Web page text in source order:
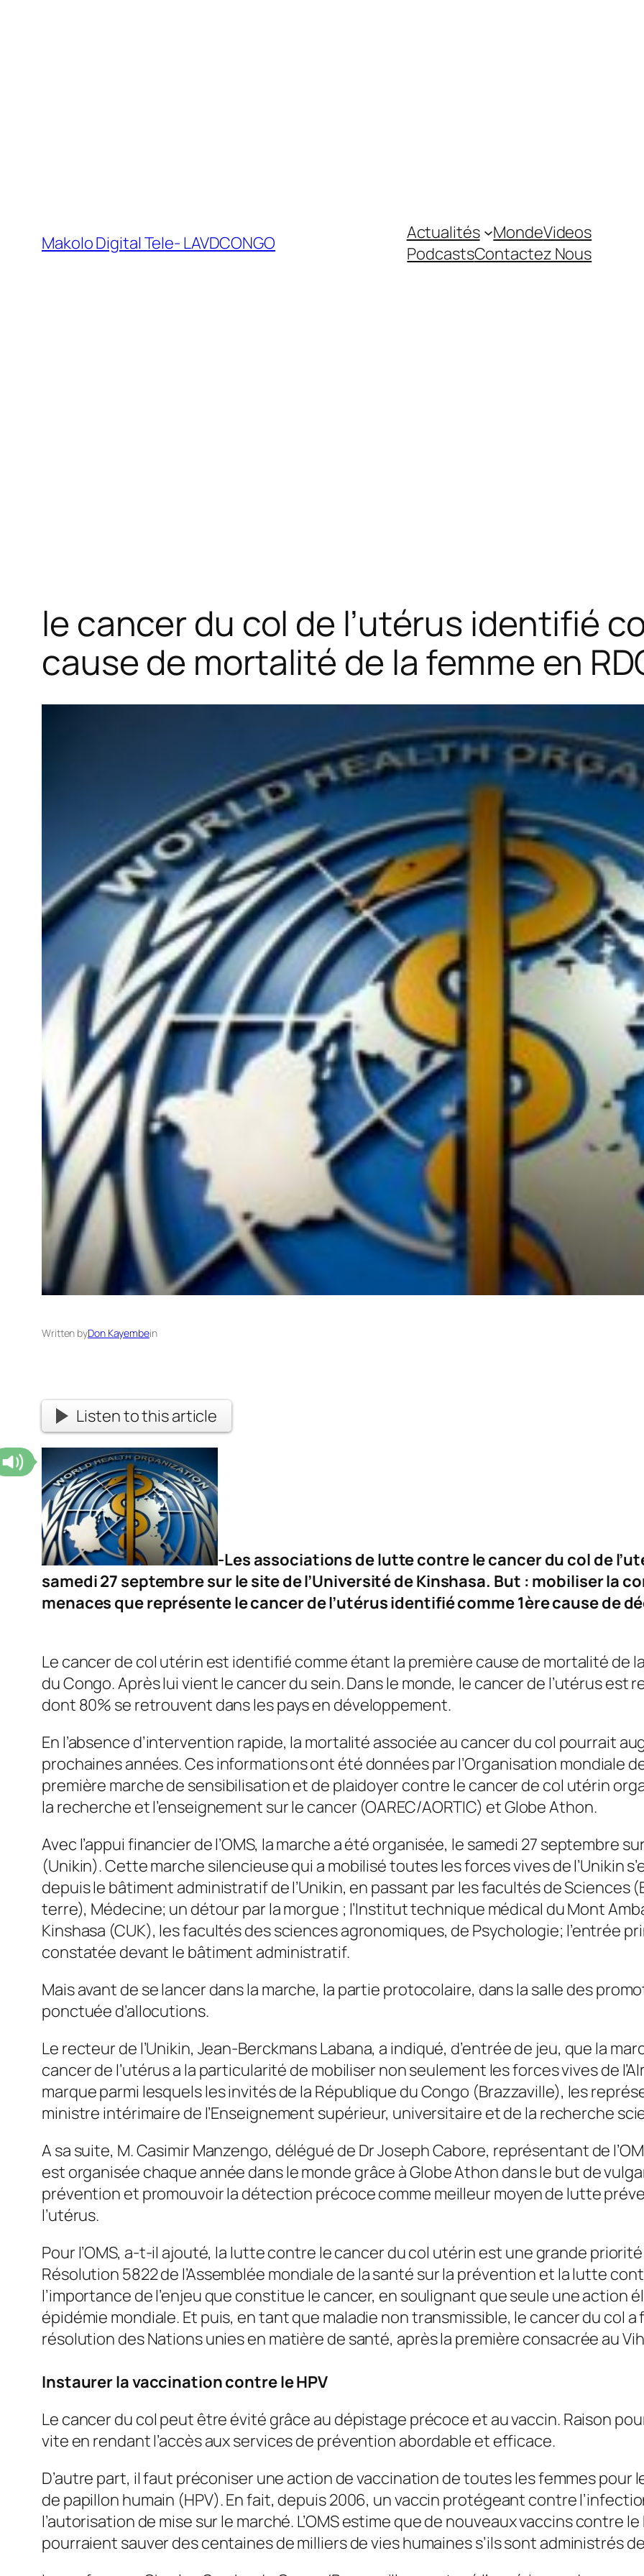
Makolo Digital Tele- LAVDCONGO Actualités MondeVideos
PodcastsContactez Nous
le cancer du col de l’utérus identifié
cause de mortalité de la femme en
Written byDon Kayembein
Listen to this article
-Les associations de lutte contre le cancer du col de
samedi 27 septembre sur le site de l’Université de Kinshasa. But : mobiliser la
menaces que représente le cancer de l’utérus identifié comme 1ère cause de
Le cancer de col utérin est identifié comme étant la première cause de mortalité de
du Congo. Après lui vient le cancer du sein. Dans le monde, le cancer de l’utérus est
dont 80% se retrouvent dans les pays en développement.
En l’absence d’intervention rapide, la mortalité associée au cancer du col pourrait
prochaines années. Ces informations ont été données par l’Organisation mondiale
première marche de sensibilisation et de plaidoyer contre le cancer de col utérin
la recherche et l’enseignement sur le cancer (OAREC/AORTIC) et Globe Athon.
Avec l’appui financier de l’OMS, la marche a été organisée, le samedi 27 septembre
(Unikin). Cette marche silencieuse qui a mobilisé toutes les forces vives de l’Unikin
depuis le bâtiment administratif de l’Unikin, en passant par les facultés de Sciences
terre), Médecine; un détour par la morgue ; l’Institut technique médical du Mont
Kinshasa (CUK), les facultés des sciences agronomiques, de Psychologie; l’entrée
constatée devant le bâtiment administratif.
Mais avant de se lancer dans la marche, la partie protocolaire, dans la salle des
ponctuée d’allocutions.
Le recteur de l’Unikin, Jean-Berckmans Labana, a indiqué, d’entrée de jeu, que la
cancer de l’utérus a la particularité de mobiliser non seulement les forces vives de
marque parmi lesquels les invités de la République du Congo (Brazzaville), les
ministre intérimaire de l’Enseignement supérieur, universitaire et de la recherche
A sa suite, M. Casimir Manzengo, délégué de Dr Joseph Cabore, représentant de
est organisée chaque année dans le monde grâce à Globe Athon dans le but de
prévention et promouvoir la détection précoce comme meilleur moyen de lutte
l’utérus.
Pour l’OMS, a-t-il ajouté, la lutte contre le cancer du col utérin est une grande
Résolution 5822 de l’Assemblée mondiale de la santé sur la prévention et la lutte
l’importance de l’enjeu que constitue le cancer, en soulignant que seule une
épidémie mondiale. Et puis, en tant que maladie non transmissible, le cancer du col
résolution des Nations unies en matière de santé, après la première consacrée au
Instaurer la vaccination contre le HPV
Le cancer du col peut être évité grâce au dépistage précoce et au vaccin. Raison
vite en rendant l’accès aux services de prévention abordable et efficace.
D’autre part, il faut préconiser une action de vaccination de toutes les femmes pour
de papillon humain (HPV). En fait, depuis 2006, un vaccin protégeant contre
l’autorisation de mise sur le marché. L’OMS estime que de nouveaux vaccins contre
pourraient sauver des centaines de milliers de vies humaines s’ils sont administrés